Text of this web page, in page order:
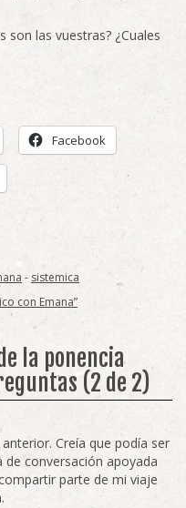
son las vuestras? ¿Cuales
Facebook
- sistemica
con Emana”
la ponencia
(2 de 2)
Creía que podía ser
conversación apoyada
parte de mi viaje